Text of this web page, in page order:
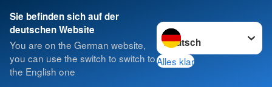
Sie befinden sich auf der
deutschen Website
You are on the German website,
you can use the switch to switch to
the English one
Sprache wechseln zu
Alles klar